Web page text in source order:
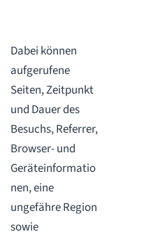
Dabei können
aufgerufene
Seiten, Zeitpunkt
und Dauer des
Besuchs, Referrer,
Browser- und
Geräteinformatio
nen, eine
ungefähre Region
sowie